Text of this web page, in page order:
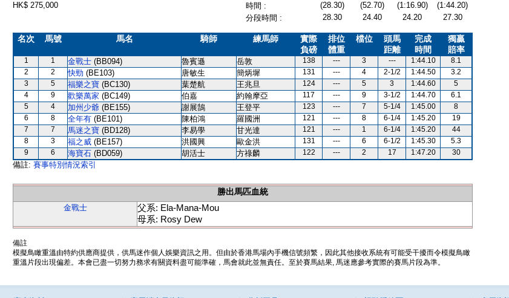
HK$ 275,000
時間 : (28.30) (52.70) (1:16.90)
(1:44.20)
分段時間 :
28.30 24.40 24.20 27.30
名次 馬號 馬名 騎師 練馬師
實際
負磅
排位
體重
檔位
頭馬
距離
完成
時間
獨贏
賠率
1 1 金戰士 (BB094) 魯賓遜 岳敦 138 --- 3 --- 1:44.10
8.1
2
2 快勁 (BE103) 唐敏生 簡炳墀 131 --- 4 2-1/2 1:44.50
3.2
3
5 福樂之寶 (BC130) 葉楚航 王兆旦 124 --- 5 3 1:44.60
5
4
9 歡樂萬家 (BC149) 伯嘉 約翰摩亞 117 --- 9 3-1/2 1:44.70
6.1
5
4 加州少爺 (BE155) 謝展鵠 王登平 123 --- 7 5-1/4 1:45.00
8
6
8 全年有 (BE101) 陳柏鴻 羅國洲 121 --- 8 6-1/4 1:45.20
19
7
7 馬迷之寶 (BD128) 李易學 甘光達 121 --- 1 6-1/4 1:45.20
44
8
3 福之威 (BE157) 洪國興 歐金洪 131 --- 6 6-1/2 1:45.30
5.3
9
6 海寶石 (BD059) 胡活士 方祿麟 122 --- 2 17 1:47.20 30
備註: 賽事特別情況索引
勝出馬匹血統
金戰士
父系: Ela-Mana-Mou
母系: Rosy Dew
備註
模擬鳥瞰重溫由特約供應商提供，供馬迷作個人娛樂資訊之用。但由於香港馬場內手機信號頻繁，因此其他接收系統有可能受干擾而令模擬鳥瞰
重溫片段出現偏差。本會已盡一切努力務求有關資料盡可能準確，馬會就此並無責任。至於賽馬結果, 馬迷應參考實際的賽馬片段為準。